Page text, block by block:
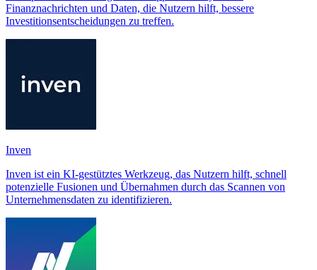
Finanznachrichten und Daten, die Nutzern hilft, bessere
Investitionsentscheidungen zu treffen.
Inven
Inven ist ein KI-gestütztes Werkzeug, das Nutzern hilft, schnell
potenzielle Fusionen und Übernahmen durch das Scannen von
Unternehmensdaten zu identifizieren.